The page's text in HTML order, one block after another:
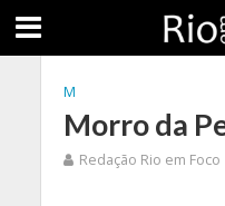
M
Morro da
Redação Rio em Foco